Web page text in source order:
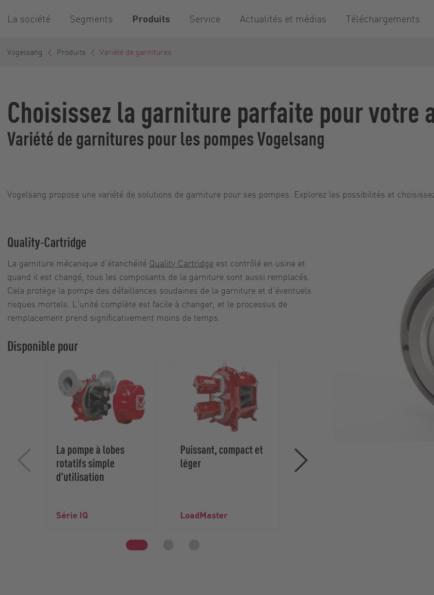
La société Segments Produits Service Actualités et médias Téléchargements
Vogelsang Produits Variété de garnitures
Choisissez la garniture parfaite pour votre
Variété de garnitures pour les pompes Vogelsang
Vogelsang propose une variété de solutions de garniture pour ses pompes. Explorez les possibilités et
Quality-Cartridge
La garniture mécanique d’étanchéité Quality Cartridge est contrôlé en usine et
quand il est changé, tous les composants de la garniture sont aussi remplacés.
Cela protège la pompe des défaillances soudaines de la garniture et d'éventuels
risques mortels. L'unité complète est facile à changer, et le processus de
remplacement prend significativement moins de temps.
Disponible pour
La pompe à lobes
rotatifs simple
d'utilisation
Série IQ
Puissant, compact et
léger
LoadMaster
rotatifs pour